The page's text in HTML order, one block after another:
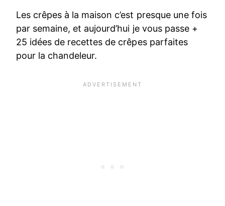
Les crêpes à la maison c’est presque une fois
par semaine, et aujourd’hui je vous passe +
25 idées de recettes de crêpes parfaites
pour la chandeleur.